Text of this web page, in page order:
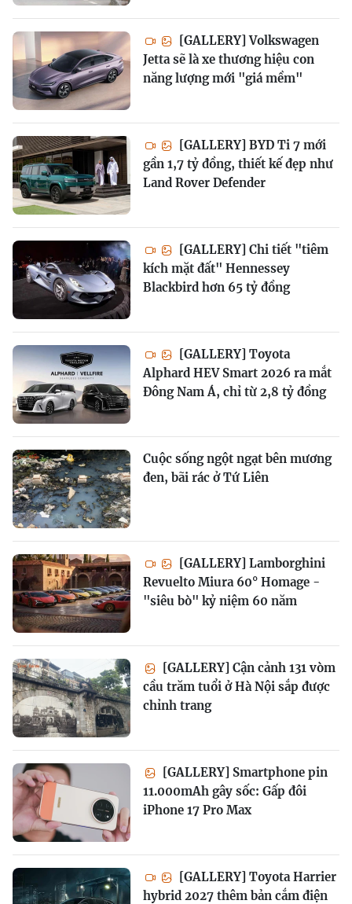
[GALLERY] Volkswagen
Jetta sẽ là xe thương hiệu con
năng lượng mới "giá mềm"
[GALLERY] BYD Ti 7 mới
gần 1,7 tỷ đồng, thiết kế đẹp như
Land Rover Defender
[GALLERY] Chi tiết "tiêm
kích mặt đất" Hennessey
Blackbird hơn 65 tỷ đồng
[GALLERY] Toyota
Alphard HEV Smart 2026 ra mắt
Đông Nam Á, chỉ từ 2,8 tỷ đồng
Cuộc sống ngột ngạt bên mương
đen, bãi rác ở Tứ Liên
[GALLERY] Lamborghini
Revuelto Miura 60° Homage -
"siêu bò" kỷ niệm 60 năm
[GALLERY] Cận cảnh 131 vòm
cầu trăm tuổi ở Hà Nội sắp được
chỉnh trang
[GALLERY] Smartphone pin
11.000mAh gây sốc: Gấp đôi
iPhone 17 Pro Max
[GALLERY] Toyota Harrier
hybrid 2027 thêm bản cắm điện